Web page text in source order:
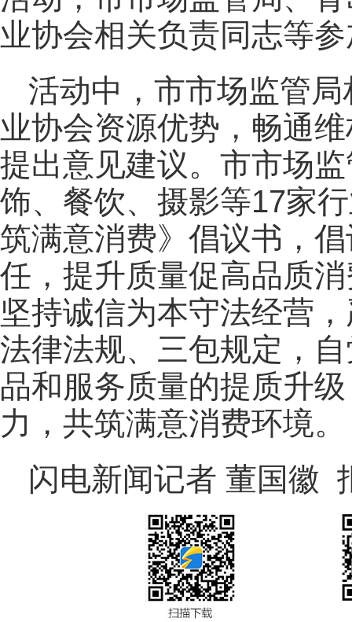
业协会相关负责同志等
活动中，市市场监管
业协会资源优势，畅通
提出意见建议。市市场
饰、餐饮、摄影等17家
筑满意消费》倡议书，
任，提升质量促高品质
坚持诚信为本守法经营
法律法规、三包规定，
品和服务质量的提质升
力，共筑满意消费环境。
闪电新闻记者 董国徽